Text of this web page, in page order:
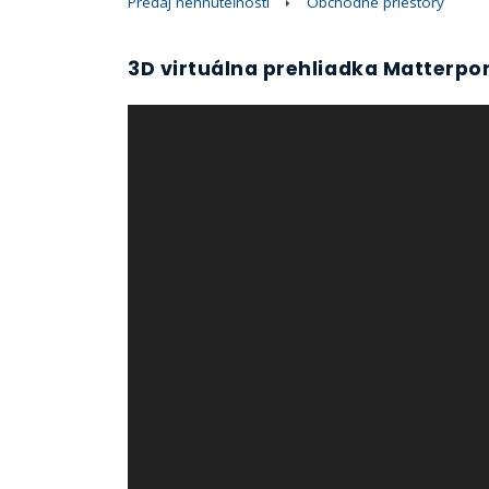
3D virtuálna prehliadka